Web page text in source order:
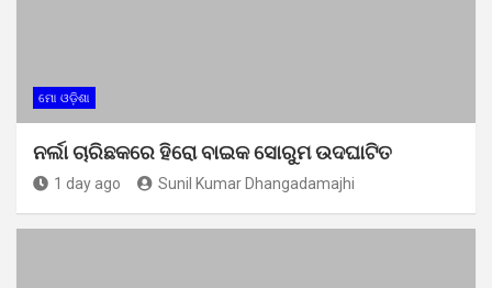
ମୋ ଓଡ଼ିଶା
ନର୍ଲା ଚାରିଛକରେ ହିରୋ ବାଇକ ସୋରୁମ ଉଦଘାଟିତ
1 day ago Sunil Kumar Dhangadamajhi